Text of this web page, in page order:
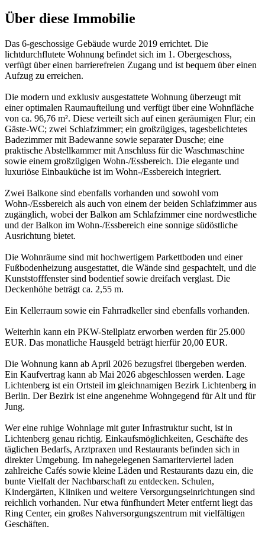
Über diese Immobilie
Das 6-geschossige Gebäude wurde 2019 errichtet. Die
lichtdurchflutete Wohnung befindet sich im 1. Obergeschoss,
verfügt über einen barrierefreien Zugang und ist bequem über einen
Aufzug zu erreichen.
Die modern und exklusiv ausgestattete Wohnung überzeugt mit
einer optimalen Raumaufteilung und verfügt über eine Wohnfläche
von ca. 96,76 m². Diese verteilt sich auf einen geräumigen Flur; ein
Gäste-WC; zwei Schlafzimmer; ein großzügiges, tagesbelichtetes
Badezimmer mit Badewanne sowie separater Dusche; eine
praktische Abstellkammer mit Anschluss für die Waschmaschine
sowie einem großzügigen Wohn-/Essbereich. Die elegante und
luxuriöse Einbauküche ist im Wohn-/Essbereich integriert.
Zwei Balkone sind ebenfalls vorhanden und sowohl vom
Wohn-/Essbereich als auch von einem der beiden Schlafzimmer aus
zugänglich, wobei der Balkon am Schlafzimmer eine nordwestliche
und der Balkon im Wohn-/Essbereich eine sonnige südöstliche
Ausrichtung bietet.
Die Wohnräume sind mit hochwertigem Parkettboden und einer
Fußbodenheizung ausgestattet, die Wände sind gespachtelt, und die
Kunststofffenster sind bodentief sowie dreifach verglast. Die
Deckenhöhe beträgt ca. 2,55 m.
Ein Kellerraum sowie ein Fahrradkeller sind ebenfalls vorhanden.
Weiterhin kann ein PKW-Stellplatz erworben werden für 25.000
EUR. Das monatliche Hausgeld beträgt hierfür 20,00 EUR.
Die Wohnung kann ab April 2026 bezugsfrei übergeben werden.
Ein Kaufvertrag kann ab Mai 2026 abgeschlossen werden. Lage
Lichtenberg ist ein Ortsteil im gleichnamigen Bezirk Lichtenberg in
Berlin. Der Bezirk ist eine angenehme Wohngegend für Alt und für
Jung.
Wer eine ruhige Wohnlage mit guter Infrastruktur sucht, ist in
Lichtenberg genau richtig. Einkaufsmöglichkeiten, Geschäfte des
täglichen Bedarfs, Arztpraxen und Restaurants befinden sich in
direkter Umgebung. Im nahegelegenen Samariterviertel laden
zahlreiche Cafés sowie kleine Läden und Restaurants dazu ein, die
bunte Vielfalt der Nachbarschaft zu entdecken. Schulen,
Kindergärten, Kliniken und weitere Versorgungseinrichtungen sind
reichlich vorhanden. Nur etwa fünfhundert Meter entfernt liegt das
Ring Center, ein großes Nahversorgungszentrum mit vielfältigen
Geschäften.